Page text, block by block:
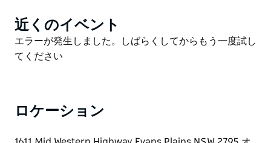
Product
List
近くのイベント
Product
List
エラーが発生しました。しばらくしてからもう一度試し
てください
ロケーション